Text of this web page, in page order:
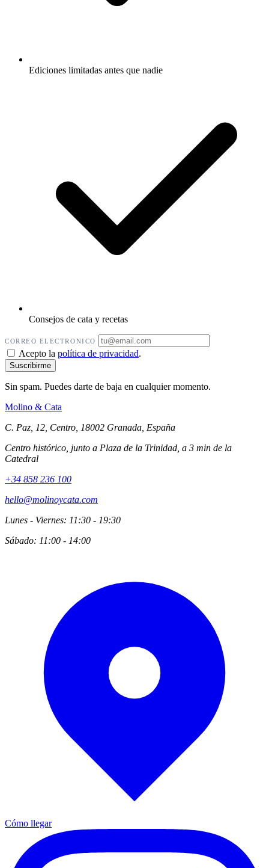
Ediciones limitadas antes que nadie
Consejos de cata y recetas
CORREO ELECTRONICO
Acepto la política de privacidad.
Sin spam. Puedes darte de baja en cualquier momento.
Molino & Cata
C. Paz, 12, Centro, 18002 Granada, España
Centro histórico, junto a Plaza de la Trinidad, a 3 min de la
Catedral
+34 858 236 100
hello@molinoycata.com
Lunes - Viernes: 11:30 - 19:30
Sábado: 11:00 - 14:00
Cómo llegar